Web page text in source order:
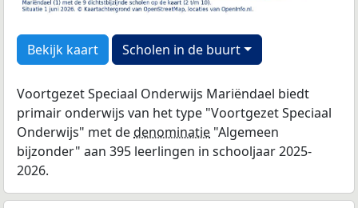
Bekijk kaart Scholen in de buurt
Voortgezet Speciaal Onderwijs Mariëndael biedt
primair onderwijs van het type "Voortgezet Speciaal
Onderwijs" met dedenominatie "Algemeen
bijzonder" aan 395 leerlingen in schooljaar 2025-
2026.